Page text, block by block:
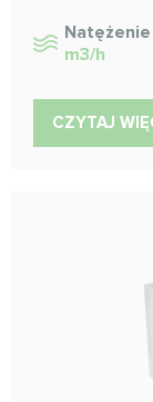
m3/h
CZYTAJ